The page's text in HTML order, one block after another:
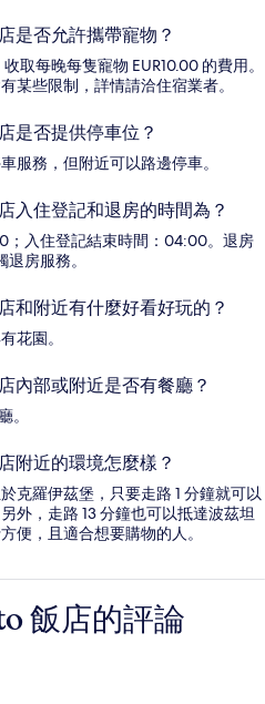
是否允許攜帶寵物？
取每晚每隻寵物 EUR10.00 的費用。
某些限制，詳情請洽住宿業者。
是否提供停車位？
服務，但附近可以路邊停車。
入住登記和退房的時間為？
；入住登記結束時間：04:00。退房
房服務。
和附近有什麼好看好玩的？
花園。
內部或附近是否有餐廳？
。
附近的環境怎麼樣？
克羅伊茲堡，只要走路 1 分鐘就可以
外，走路 13 分鐘也可以抵達波茲坦
便，且適合想要購物的人。
飯店的評論